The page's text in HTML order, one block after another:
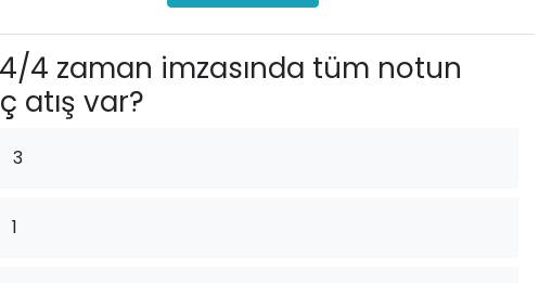
4/4 zaman imzasında tüm notun
atış var?
3
1